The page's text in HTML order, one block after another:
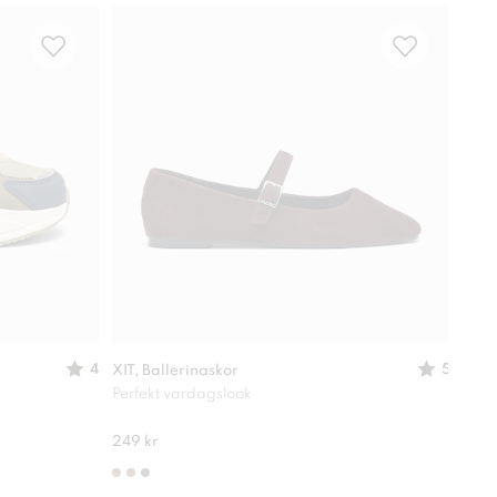
4 XIT, Ballerinaskor
5
Perfekt vardagslook
249 kr